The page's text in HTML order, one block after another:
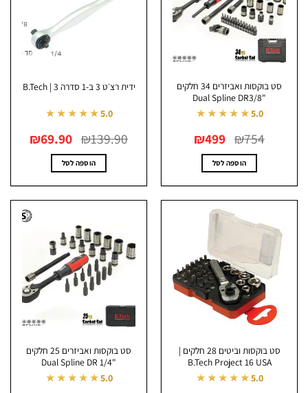
סט בוקסות ואביזרים 34 חלקים
★★★★★
₪ המקורי
היה:
₪754.
₪ 499 הנוכחי
הוא:
₪499.
הוספה לסל
ידית רצ׳ט 3 ב-1 סדרה 3 | B.Tech
★★★★★
₪139.90 המקורי
היה:
₪139.90.
₪69.90 הנוכחי
הוא:
₪69.90.
הוספה לסל
סט בוקסות וביטים 28 חלקים |
B.Tech Project 16 USA
★★★★★
סט בוקסות ואביזרים 25 חלקים
★★★★★